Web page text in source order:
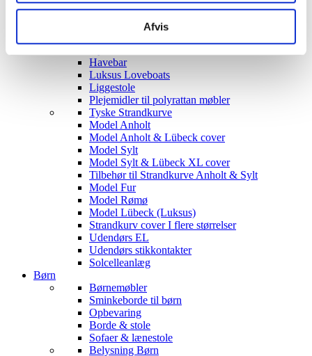
Afvis
Siddegrupper
Hjørnesofaer
Havebar
Luksus Loveboats
Liggestole
Plejemidler til polyrattan møbler
Tyske Strandkurve
Model Anholt
Model Anholt & Lübeck cover
Model Sylt
Model Sylt & Lübeck XL cover
Tilbehør til Strandkurve Anholt & Sylt
Model Fur
Model Rømø
Model Lübeck (Luksus)
Strandkurv cover I flere størrelser
Udendørs EL
Udendørs stikkontakter
Solcelleanlæg
Børn
Børnemøbler
Sminkeborde til børn
Opbevaring
Borde & stole
Sofaer & lænestole
Belysning Børn